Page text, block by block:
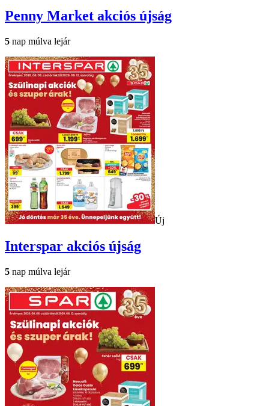
Penny Market akciós újság
5 nap múlva lejár
Új
Interspar akciós újság
5 nap múlva lejár